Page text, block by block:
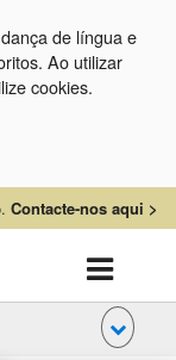
de língua e
Ao utilizar
cookies.
Contacte-nos aqui >